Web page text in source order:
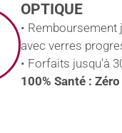
OPTIQUE
• Remboursement
avec verres
• Forfaits jusqu'à
100% Santé :